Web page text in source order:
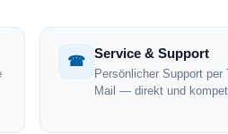
☎
Service & Support
Persönlicher Support per
Mail — direkt und